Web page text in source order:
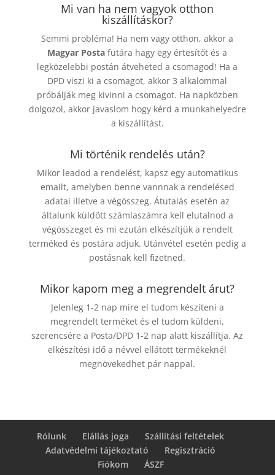
Mi van ha nem vagyok otthon
kiszállításkor?
Semmi probléma! Ha nem vagy otthon, akkor a
Magyar Postafutára hagy egy értesítőt és a
legközelebbi postán átveheted a csomagod! Ha a
DPD viszi ki a csomagot, akkor 3 alkalommal
próbálják meg kivinni a csomagot. Ha napközben
dolgozol, akkor javaslom hogy kérd a munkahelyedre
a kiszállítást.
Mi történik rendelés után?
Mikor leadod a rendelést, kapsz egy automatikus
emailt, amelyben benne vannnak a rendelésed
adatai illetve a végösszeg. Átutalás esetén az
általunk küldött számlaszámra kell elutalnod a
végösszeget és mi ezután elkészítjük a rendelt
terméked és postára adjuk. Utánvétel esetén pedig a
postásnak kell fizetned.
Mikor kapom meg a megrendelt árut?
Jelenleg 1-2 nap mire el tudom készíteni a
megrendelt terméket és el tudom küldeni,
szerencsére a Posta/DPD 1-2 nap alatt kiszállítja. Az
elkészítési idő a névvel ellátott termékeknél
megnövekedhet pár nappal.
Rólunk Elállás joga
Szállítási feltételek
Adatvédelmi tájékoztató
Regisztráció
Fiókom
ÁSZF